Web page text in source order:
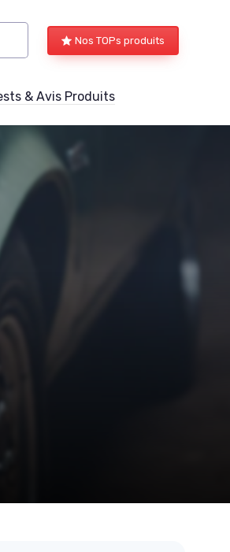
Nos TOPs produits
& Avis Produits